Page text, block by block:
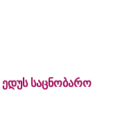
ედუს საცნობარო